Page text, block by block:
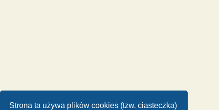
Strona ta używa plików cookies (tzw. ciasteczka)